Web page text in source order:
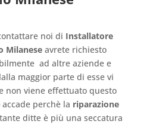
noi di Installatore
Milanese avrete richiesto
ad altre aziende e
maggior parte di esse vi
non viene effettuato questo
perchè la riparazione
ditte è più una seccatura